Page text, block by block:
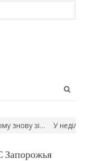
в Україні короткочасні